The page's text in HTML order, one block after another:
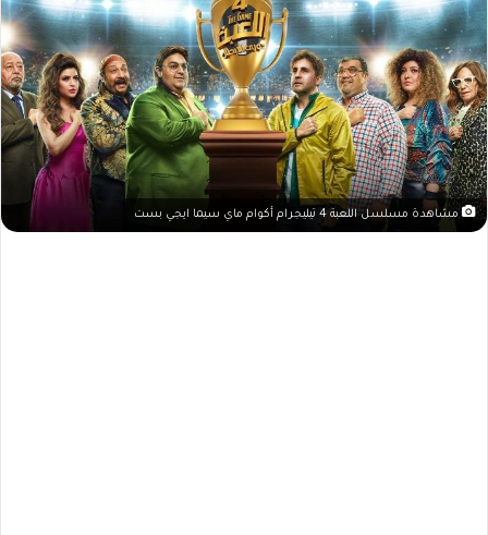
مشاهدة مسلسل اللعبة 4 تيليجرام أكوام ماي سيما ايجي بست